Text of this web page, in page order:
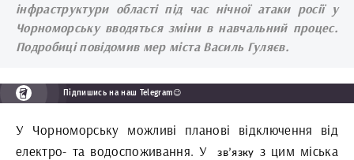
інфраструктури області під час нічної атаки росії у
Чорноморську вводяться зміни в навчальний процес.
Подробиці повідомив мер міста Василь Гуляєв.
Підпишись на наш Telegram😉
У Чорноморську можливі планові відключення від
електро- та водоспоживання. У
зв’язку з цим міська